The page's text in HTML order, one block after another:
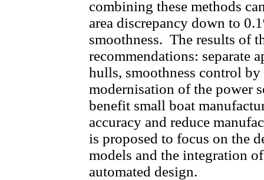
combining these methods
area discrepancy down to
smoothness. The results of
recommendations: separate
hulls, smoothness control
modernisation of the power
benefit small boat
accuracy and reduce
is proposed to focus on the
models and the integration
automated design.